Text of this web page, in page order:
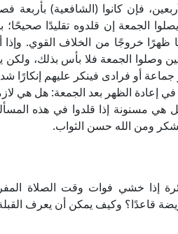
فإن كانوا (الشافعية) بأربعة
الجمعة إن قلدوه تقليدًا
خروجًا من الخلاف القوي. وإذا
وصلوا الجمعة فلا بأس بذلك، ولكن
أو فرادى فينكر عليهم إنكارًا
إعادة الظهر بعد الجمعة: هل هي
مسنونة إذا قلدوا في هذه
ومن الله حسن الثواب.
إذا خشي فوات وقت الصلاة
قاعدًا؟ وكيف يمكن أن يعرف